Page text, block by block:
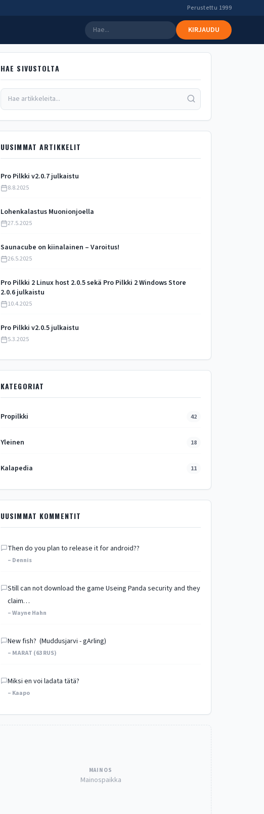
Perustettu 1999
KIRJAUDU
HAE SIVUSTOLTA
UUSIMMAT ARTIKKELIT
Pro Pilkki v2.0.7 julkaistu
8.8.2025
Lohenkalastus Muonionjoella
27.5.2025
Saunacube on kiinalainen – Varoitus!
26.5.2025
Pro Pilkki 2 Linux host 2.0.5 sekä Pro Pilkki 2 Windows Store
2.0.6 julkaistu
10.4.2025
Pro Pilkki v2.0.5 julkaistu
5.3.2025
KATEGORIAT
Propilkki 42
Yleinen 18
Kalapedia 11
UUSIMMAT KOMMENTIT
Then do you plan to release it for android??
– Dennis
Still can not download the game Useing Panda security and they
claim…
– Wayne Hahn
New fish? (Muddusjarvi - gArling)
– MARAT (63 RUS)
Miksi en voi ladata tätä?
– Kaapo
MAINOS
Mainospaikka